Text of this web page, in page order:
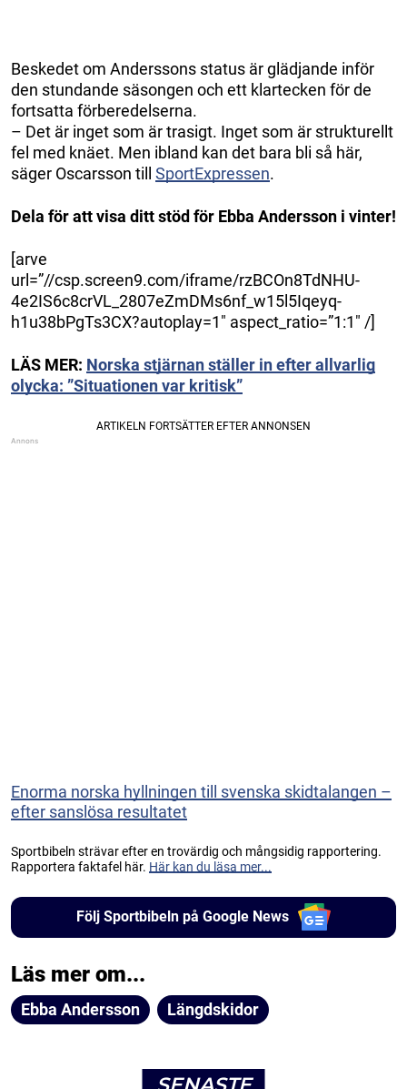
Beskedet om Anderssons status är glädjande inför
den stundande säsongen och ett klartecken för de
fortsatta förberedelserna.
– Det är inget som är trasigt. Inget som är strukturellt
fel med knäet. Men ibland kan det bara bli så här,
säger Oscarsson till SportExpressen.
Dela för att visa ditt stöd för Ebba Andersson i vinter!
[arve
url=”//csp.screen9.com/iframe/rzBCOn8TdNHU-
4e2IS6c8crVL_2807eZmDMs6nf_w15l5Iqeyq-
h1u38bPgTs3CX?autoplay=1″ aspect_ratio=”1:1″ /]
LÄS MER: Norska stjärnan ställer in efter allvarlig
olycka: ”Situationen var kritisk”
Enorma norska hyllningen till svenska skidtalangen –
efter sanslösa resultatet
Sportbibeln strävar efter en trovärdig och mångsidig rapportering.
Rapportera faktafel här. Här kan du läsa mer...
Följ Sportbibeln på Google News
Läs mer om...
Ebba Andersson Längdskidor